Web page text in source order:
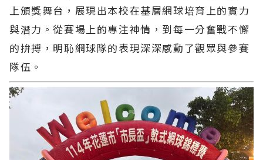
上頒獎舞台，展現出本校在基層網球培育上的實力
與潛力。從賽場上的專注神情，到每一分奮戰不懈
的拚搏，明恥網球隊的表現深深感動了觀眾與參賽
隊伍。